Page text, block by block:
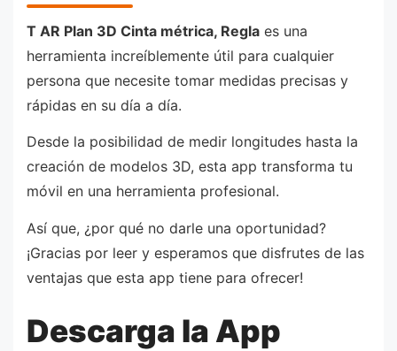
T AR Plan 3D Cinta métrica, Regla es una
herramienta increíblemente útil para cualquier
persona que necesite tomar medidas precisas y
rápidas en su día a día.
Desde la posibilidad de medir longitudes hasta la
creación de modelos 3D, esta app transforma tu
móvil en una herramienta profesional.
Así que, ¿por qué no darle una oportunidad?
¡Gracias por leer y esperamos que disfrutes de las
ventajas que esta app tiene para ofrecer!
Descarga la App